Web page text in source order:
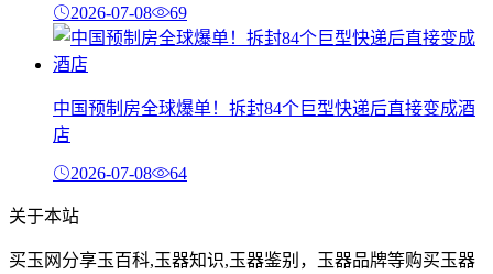
2026-07-08 69
中国预制房全球爆单！拆封84个巨型快递后直接变成酒
店
2026-07-08 64
关于本站
买玉网分享玉百科,玉器知识,玉器鉴别，玉器品牌等购买玉器